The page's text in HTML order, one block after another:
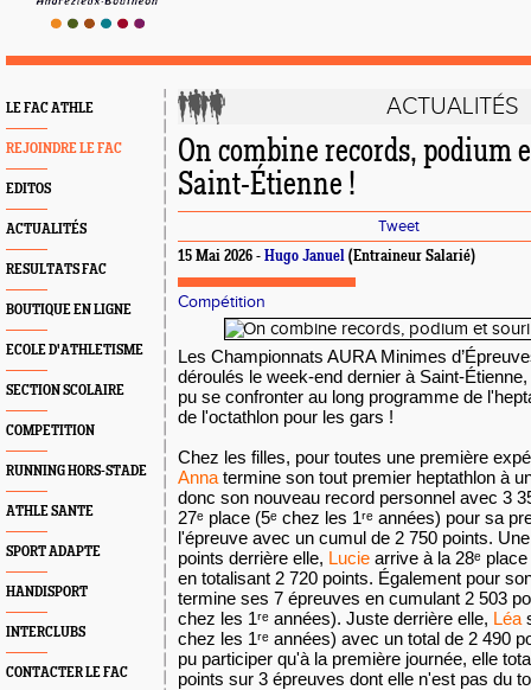
LE FAC ATHLE
REJOINDRE LE FAC
EDITOS
ACTUALITÉS
RESULTATS FAC
BOUTIQUE EN LIGNE
ECOLE D'ATHLETISME
SECTION SCOLAIRE
COMPETITION
RUNNING HORS-STADE
ATHLE SANTE
SPORT ADAPTE
HANDISPORT
INTERCLUBS
CONTACTER LE FAC
ACTUALITÉS
On combine records, podium
Saint-Étienne !
Tweet
15 Mai 2026 - Hugo Januel (Entraineur Salarié)
Compétition
Les Championnats AURA Minimes
déroulés le week-end dernier à Saint-
pu se confronter au long programme de
de l'octathlon pour les gars !
Chez les filles, pour toutes une première
Anna termine son tout premier heptathlon à
donc son nouveau record personnel avec 3
27ᵉ place (5ᵉ chez les 1ʳᵉ années) pour sa
l'épreuve avec un cumul de 2 750 points.
points derrière elle, Lucie arrive à la 28ᵉ
en totalisant 2 720 points. Également pour
termine ses 7 épreuves en cumulant 2 503
chez les 1ʳᵉ années). Juste derrière elle, Léa
chez les 1ʳᵉ années) avec un total de 2 490
pu participer qu'à la première journée, elle
points sur 3 épreuves dont elle n'est pas du